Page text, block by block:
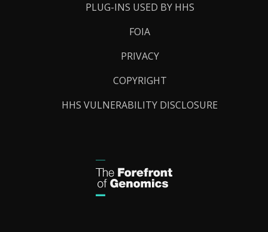
PLUG-INS USED BY HHS
FOIA
PRIVACY
COPYRIGHT
HHS VULNERABILITY DISCLOSURE